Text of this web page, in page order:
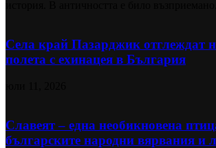
Села край Пазарджик отглеждат
полета с ехинацея в България
Славеят – една необикновена
българските народни вярвания и